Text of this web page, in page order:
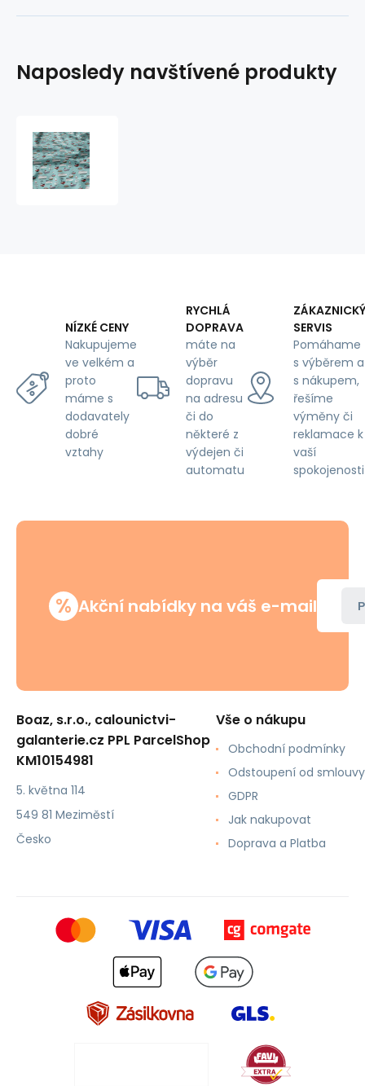
Naposledy navštívené produkty
NÍZKÉ CENY
Nakupujeme
ve velkém a
proto
máme s
dodavately
dobré
vztahy
RYCHLÁ
DOPRAVA
máte na
výběr
dopravu
na adresu
či do
některé z
výdejen či
automatu
ZÁKAZNICKÝ
SERVIS
Pomáhame
s výběrem a
s nákupem,
řešíme
výměny či
reklamace k
vaší
spokojenosti
% Akční nabídky na váš e-mail
Boaz, s.r.o., calounictvi-
galanterie.cz PPL ParcelShop
KM10154981
5. května 114
549 81 Meziměstí
Česko
Vše o nákupu
Obchodní podmínky
Odstoupení od smlouvy
GDPR
Jak nakupovat
Doprava a Platba